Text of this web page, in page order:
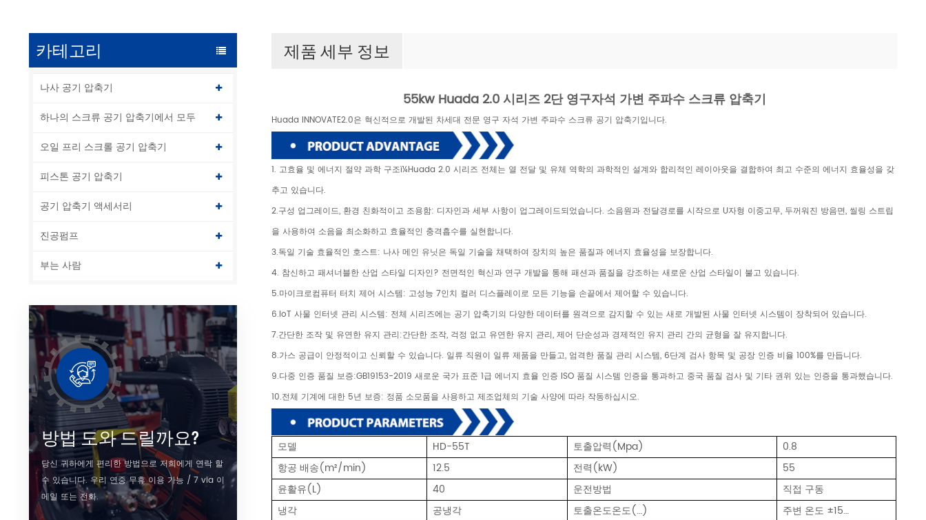
카테고리
나사 공기 압축기
하나의 스크류 공기 압축기에서 모두
오일 프리 스크롤 공기 압축기
피스톤 공기 압축기
공기 압축기 액세서리
진공펌프
부는 사람
방법 도와 드릴까요?
당신 귀하에게 편리한 방법으로 저희에게 연락 할
수 있습니다. 우리 연중 무휴 이용 가능 / 7 via 이
메일 또는 전화.
제품 세부 정보
55kw Huada 2.0 시리즈 2단 영구자석 가변 주파수 스크류 압축기
Huada INNOVATE2.0은 혁신적으로 개발된 차세대 전문 영구 자석 가변 주파수 스크류 공기 압축기입니다.
1. 고효율 및 에너지 절약 과학 구조ï¼Huada 2.0 시리즈 전체는 열 전달 및 유체 역학의 과학적인 설계와 합리적인 레이아웃을 결합하여 최고 수준의 에너지 효율성을 갖
추고 있습니다.
2.구성 업그레이드, 환경 친화적이고 조용함: 디자인과 세부 사항이 업그레이드되었습니다. 소음원과 전달경로를 시작으로 U자형 이중고무, 두꺼워진 방음면, 씰링 스트립
을 사용하여 소음을 최소화하고 효율적인 충격흡수를 실현합니다.
3.독일 기술 효율적인 호스트: 나사 메인 유닛은 독일 기술을 채택하여 장치의 높은 품질과 에너지 효율성을 보장합니다.
4. 참신하고 패셔너블한 산업 스타일 디자인? 전면적인 혁신과 연구 개발을 통해 패션과 품질을 강조하는 새로운 산업 스타일이 불고 있습니다.
5.마이크로컴퓨터 터치 제어 시스템: 고성능 7인치 컬러 디스플레이로 모든 기능을 손끝에서 제어할 수 있습니다.
6.IoT 사물 인터넷 관리 시스템: 전체 시리즈에는 공기 압축기의 다양한 데이터를 원격으로 감지할 수 있는 새로 개발된 사물 인터넷 시스템이 장착되어 있습니다.
7.간단한 조작 및 유연한 유지 관리:간단한 조작, 걱정 없고 유연한 유지 관리, 제어 단순성과 경제적인 유지 관리 간의 균형을 잘 유지합니다.
8.가스 공급이 안정적이고 신뢰할 수 있습니다. 일류 직원이 일류 제품을 만들고, 엄격한 품질 관리 시스템, 6단계 검사 항목 및 공장 인증 비율 100%를 만듭니다.
9.다중 인증 품질 보증:GB19153-2019 새로운 국가 표준 1급 에너지 효율 인증 ISO 품질 시스템 인증을 통과하고 중국 품질 검사 및 기타 권위 있는 인증을 통과했습니다.
10.전체 기계에 대한 5년 보증: 정품 소모품을 사용하고 제조업체의 기술 사양에 따라 작동하십시오.
모델 HD-55T 토출압력(Mpa)
0.8
항공 배송(m²/min) 12.5 전력(kW)
55
윤활유(L)
40 운전방법
직접 구동
냉각
공냉각 토출온도온도(…)
주변 온도 ±15…